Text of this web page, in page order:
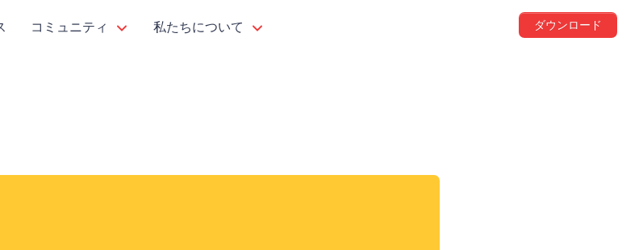
コミュニティ 私たちについて ダウンロード